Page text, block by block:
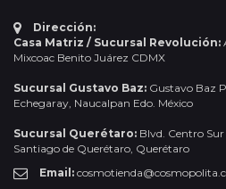
Dirección:
Casa Matriz / Sucursal Revolución:
Mixcoac Benito Juárez CDMX
Sucursal Gustavo Baz: Gustavo Baz
Echegaray, Naucalpan Edo. México
Sucursal Querétaro: Blvd. Centro
Santiago de Querétaro, Querétaro
Email: